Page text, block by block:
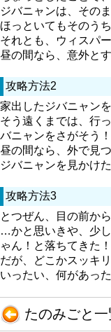
ジバニャンは、その
ほっといてもそのう
それとも、ウィスパ
昼の間なら、意外と
攻略方法2
家出したジバニャン
そう遠くまでは、行
バニャンをさがそう！
昼の間なら、外で見
ジバニャンを見かけ
攻略方法3
とつぜん、目の前か
…かと思いきや、少
ゃん！と落ちてきた
だが、どこかスッキ
いったい、何があっ
たのみごと一